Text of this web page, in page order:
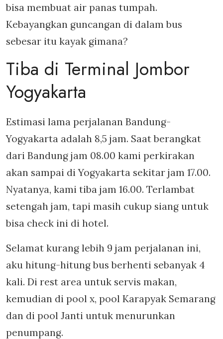
bisa membuat air panas tumpah.
Kebayangkan guncangan di dalam bus
sebesar itu kayak gimana?
Tiba di Terminal Jombor
Yogyakarta
Estimasi lama perjalanan Bandung-
Yogyakarta adalah 8,5 jam. Saat berangkat
dari Bandung jam 08.00 kami perkirakan
akan sampai di Yogyakarta sekitar jam 17.00.
Nyatanya, kami tiba jam 16.00. Terlambat
setengah jam, tapi masih cukup siang untuk
bisa check ini di hotel.
Selamat kurang lebih 9 jam perjalanan ini,
aku hitung-hitung bus berhenti sebanyak 4
kali. Di rest area untuk servis makan,
kemudian di pool x, pool Karapyak Semarang
dan di pool Janti untuk menurunkan
penumpang.